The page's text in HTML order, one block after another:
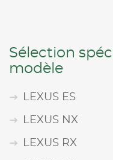
Sélection
modèle
LEXUS ES
LEXUS NX
LEXUS RX